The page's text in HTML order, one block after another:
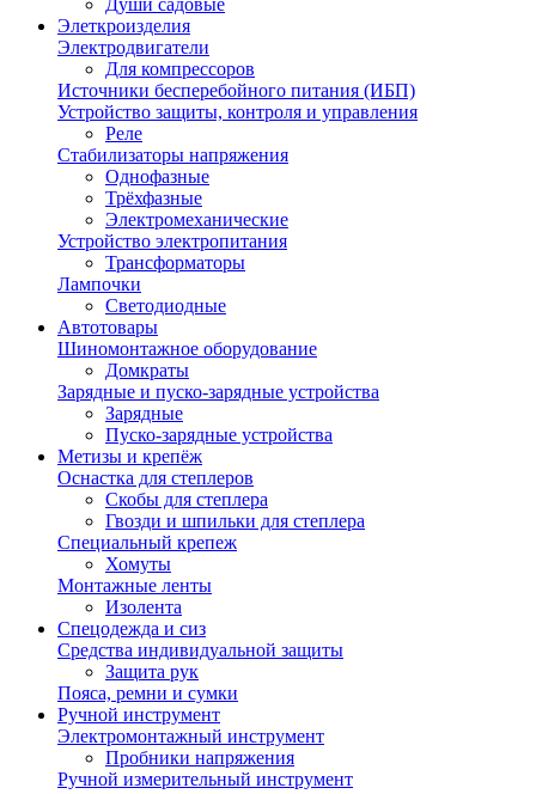
Души садовые
Элеткроизделия
Электродвигатели
Для компрессоров
Источники бесперебойного питания (ИБП)
Устройство защиты, контроля и управления
Реле
Стабилизаторы напряжения
Однофазные
Трёхфазные
Электромеханические
Устройство электропитания
Трансформаторы
Лампочки
Светодиодные
Автотовары
Шиномонтажное оборудование
Домкраты
Зарядные и пуско-зарядные устройства
Зарядные
Пуско-зарядные устройства
Метизы и крепёж
Оснастка для степлеров
Скобы для степлера
Гвозди и шпильки для степлера
Специальный крепеж
Хомуты
Монтажные ленты
Изолента
Спецодежда и сиз
Средства индивидуальной защиты
Защита рук
Пояса, ремни и сумки
Ручной инструмент
Электромонтажный инструмент
Пробники напряжения
Ручной измерительный инструмент